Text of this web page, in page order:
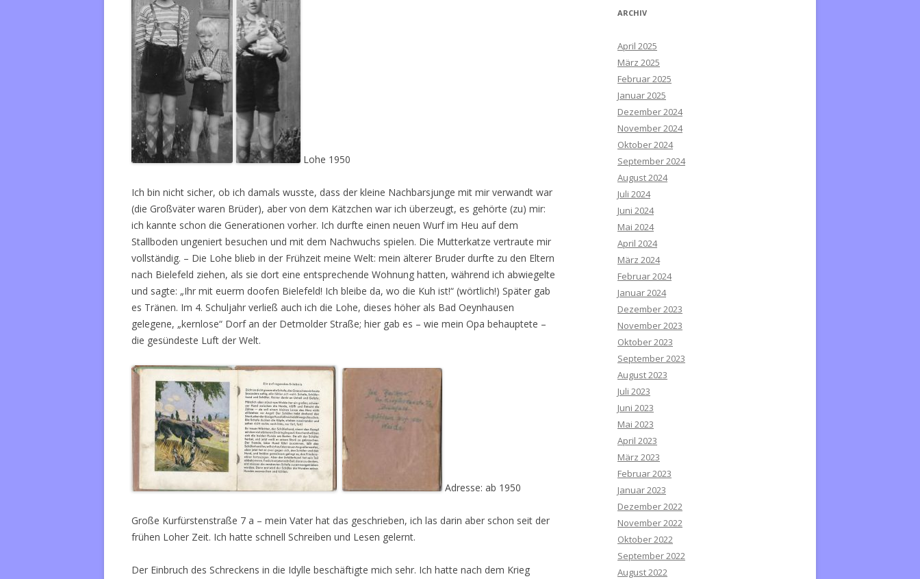
Lohe 1950
Ich bin nicht sicher, ob ich damals wusste, dass der kleine Nachbarsjunge mit mir verwandt war
(die Großväter waren Brüder), aber von dem Kätzchen war ich überzeugt, es gehörte (zu) mir:
ich kannte schon die Generationen vorher. Ich durfte einen neuen Wurf im Heu auf dem
Stallboden ungeniert besuchen und mit dem Nachwuchs spielen. Die Mutterkatze vertraute mir
vollständig. – Die Lohe blieb in der Frühzeit meine Welt: mein älterer Bruder durfte zu den Eltern
nach Bielefeld ziehen, als sie dort eine entsprechende Wohnung hatten, während ich abwiegelte
und sagte: „Ihr mit euerm doofen Bielefeld! Ich bleibe da, wo die Kuh ist!“ (wörtlich!) Später gab
es Tränen. Im 4. Schuljahr verließ auch ich die Lohe, dieses höher als Bad Oeynhausen
gelegene, „kernlose“ Dorf an der Detmolder Straße; hier gab es – wie mein Opa behauptete –
die gesündeste Luft der Welt.
Adresse: ab 1950
Große Kurfürstenstraße 7 a – mein Vater hat das geschrieben, ich las darin aber schon seit der
frühen Loher Zeit. Ich hatte schnell Schreiben und Lesen gelernt.
Der Einbruch des Schreckens in die Idylle beschäftigte mich sehr. Ich hatte nach dem Krieg
ARCHIV
April 2025
März 2025
Februar 2025
Januar 2025
Dezember 2024
November 2024
Oktober 2024
September 2024
August 2024
Juli 2024
Juni 2024
Mai 2024
April 2024
März 2024
Februar 2024
Januar 2024
Dezember 2023
November 2023
Oktober 2023
September 2023
August 2023
Juli 2023
Juni 2023
Mai 2023
April 2023
März 2023
Februar 2023
Januar 2023
Dezember 2022
November 2022
Oktober 2022
September 2022
August 2022